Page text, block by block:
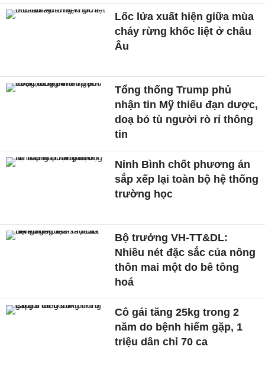
Lốc lửa xuất hiện giữa mùa
cháy rừng khốc liệt ở châu
Âu
Tổng thống Trump phủ
nhận tin Mỹ thiếu đạn dược,
doạ bỏ tù người rò rỉ thông
tin
Ninh Bình chốt phương án
sắp xếp lại toàn bộ hệ thống
trường học
Bộ trưởng VH-TT&DL:
Nhiều nét đặc sắc của nông
thôn mai một do bê tông
hoá
Cô gái tăng 25kg trong 2
năm do bệnh hiếm gặp, 1
triệu dân chỉ 70 ca